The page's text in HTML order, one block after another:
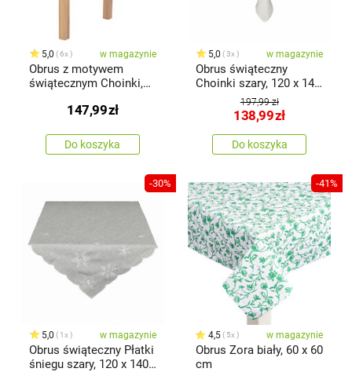
5,0 6x w magazynie
Obrus z motywem
świątecznym Choinki,
147,99zł
Do koszyka
5,0 3x w magazynie
Obrus świąteczny
Choinki szary, 120 x 140
197,99 zł
138,99zł
Do koszyka
-30%
5,0 1x w magazynie
Obrus świąteczny Płatki
śniegu szary, 120 x 140
-41%
4,5 5x w magazynie
Obrus Zora biały, 60 x 60
cm